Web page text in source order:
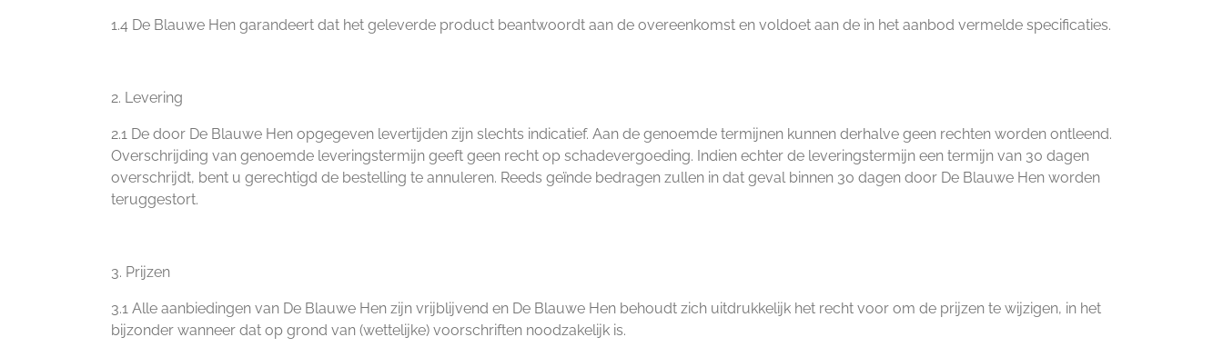
1.4 De Blauwe Hen garandeert dat het geleverde product beantwoordt aan de overeenkomst en voldoet aan de in het aanbod vermelde specificaties.
2. Levering
2.1 De door De Blauwe Hen opgegeven levertijden zijn slechts indicatief. Aan de genoemde termijnen kunnen derhalve geen rechten worden ontleend.
Overschrijding van genoemde leveringstermijn geeft geen recht op schadevergoeding. Indien echter de leveringstermijn een termijn van 30 dagen
overschrijdt, bent u gerechtigd de bestelling te annuleren. Reeds geïnde bedragen zullen in dat geval binnen 30 dagen door De Blauwe Hen worden
teruggestort.
3. Prijzen
3.1 Alle aanbiedingen van De Blauwe Hen zijn vrijblijvend en De Blauwe Hen behoudt zich uitdrukkelijk het recht voor om de prijzen te wijzigen, in het
bijzonder wanneer dat op grond van (wettelijke) voorschriften noodzakelijk is.